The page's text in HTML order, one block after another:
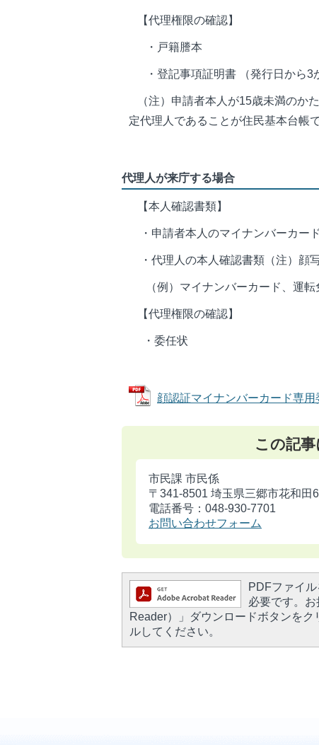
【代理権限の確認】
・戸籍謄本
・登記事項証明書 （発行日から3
（注）申請者本人が15歳未満のか
定代理人であることが住民基本台帳
代理人が来庁する場合
【本人確認書類】
・申請者本人のマイナンバーカード
・代理人の本人確認書類（注）顔
（例）マイナンバーカード、運転
【代理権限の確認】
・委任状
顔認証マイナンバーカード専
この記
市民課 市民係
〒341-8501 埼玉県三郷市花和田
電話番号：048-930-7701
お問い合わせフォーム
PDFファイ
必要です。
Reader）」ダウンロードボタンを
ルしてください。